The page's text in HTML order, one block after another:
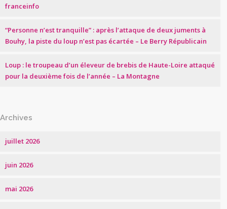
franceinfo
“Personne n’est tranquille” : après l’attaque de deux juments à
Bouhy, la piste du loup n’est pas écartée – Le Berry Républicain
Loup : le troupeau d’un éleveur de brebis de Haute-Loire attaqué
pour la deuxième fois de l’année – La Montagne
Archives
juillet 2026
juin 2026
mai 2026